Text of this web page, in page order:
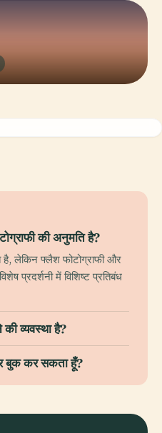
की अनुमति है?
है, लेकिन फ्लैश फोटोग्राफी और
प्रदर्शनी में विशिष्ट प्रतिबंध
व्यवस्था है?
बुक कर सकता हूँ?